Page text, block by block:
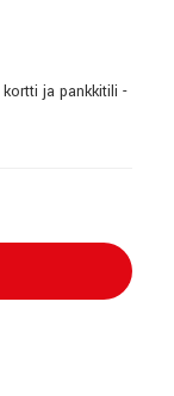
ja pankkitili -